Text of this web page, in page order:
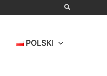
POLSKI